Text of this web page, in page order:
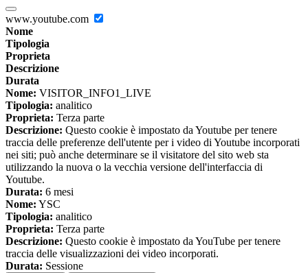
www.youtube.com
Nome
Tipologia
Proprieta
Descrizione
Durata
Nome: VISITOR_INFO1_LIVE
Tipologia: analitico
Proprieta: Terza parte
Descrizione: Questo cookie è impostato da Youtube per tenere
traccia delle preferenze dell'utente per i video di Youtube incorporati
nei siti; può anche determinare se il visitatore del sito web sta
utilizzando la nuova o la vecchia versione dell'interfaccia di
Youtube.
Durata: 6 mesi
Nome: YSC
Tipologia: analitico
Proprieta: Terza parte
Descrizione: Questo cookie è impostato da YouTube per tenere
traccia delle visualizzazioni dei video incorporati.
Durata: Sessione